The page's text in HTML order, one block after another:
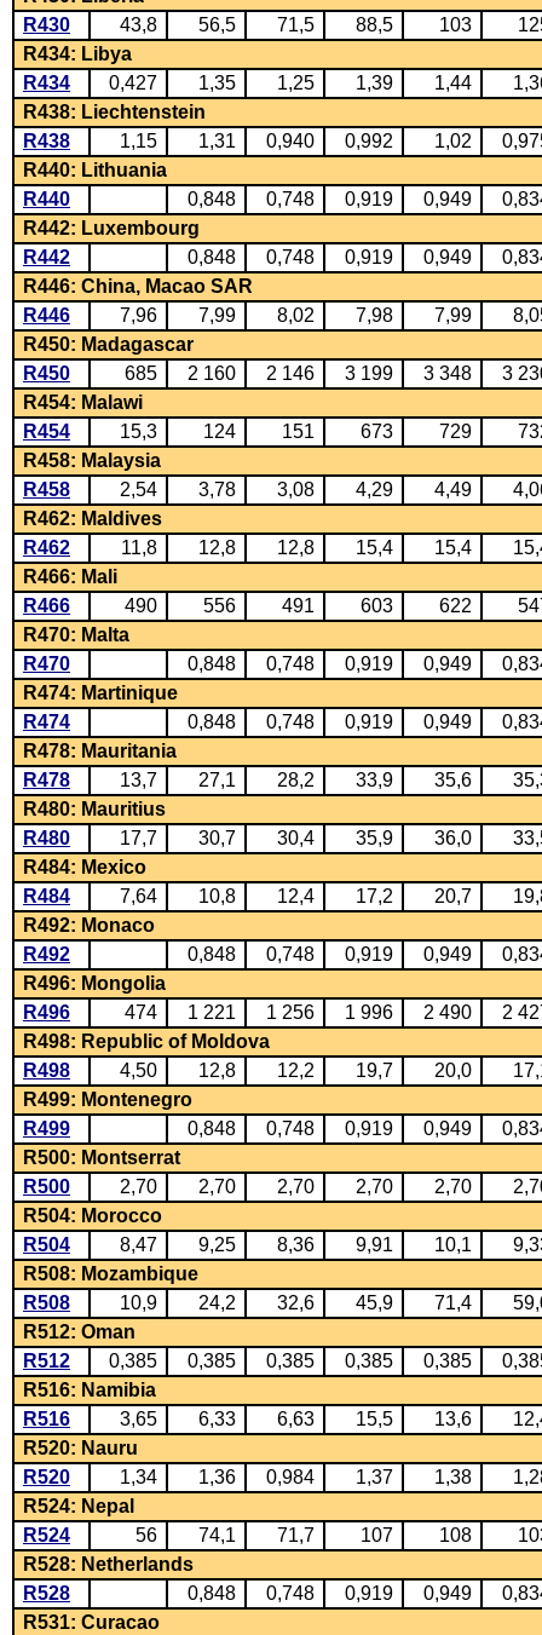
R430
43,8 56,5 71,5 88,5 103
R434: Libya
R434
0,427 1,35 1,25 1,39 1,44
R438: Liechtenstein
R438
1,15 1,31 0,940 0,992 1,02
R440: Lithuania
R440
0,848 0,748 0,919 0,949
R442: Luxembourg
R442
0,848 0,748 0,919 0,949
R446: China, Macao SAR
R446
7,96 7,99 8,02 7,98 7,99
R450: Madagascar
R450
685 2 160 2 146 3 199 3 348
3
R454: Malawi
R454
15,3 124 151 673 729
R458: Malaysia
R458
2,54 3,78 3,08 4,29 4,49
R462: Maldives
R462
11,8 12,8 12,8 15,4 15,4
R466: Mali
R466
490 556 491 603 622
R470: Malta
R470
0,848 0,748 0,919 0,949
R474: Martinique
R474
0,848 0,748 0,919 0,949
R478: Mauritania
R478
13,7 27,1 28,2 33,9 35,6
R480: Mauritius
R480
17,7 30,7 30,4 35,9 36,0
R484: Mexico
R484
7,64 10,8 12,4 17,2 20,7
R492: Monaco
R492
0,848 0,748 0,919 0,949
R496: Mongolia
R496
474 1 221 1 256 1 996 2 490
2
R498: Republic of Moldova
R498
4,50 12,8 12,2 19,7 20,0
R499: Montenegro
R499
0,848 0,748 0,919 0,949
R500: Montserrat
R500
2,70 2,70 2,70 2,70 2,70
R504: Morocco
R504
8,47 9,25 8,36 9,91 10,1
R508: Mozambique
R508
10,9 24,2 32,6 45,9 71,4
R512: Oman
R512
0,385 0,385 0,385 0,385 0,385
R516: Namibia
R516
3,65 6,33 6,63 15,5 13,6
R520: Nauru
R520
1,34 1,36 0,984 1,37 1,38
R524: Nepal
R524
56 74,1 71,7 107 108
R528: Netherlands
R528
0,848 0,748 0,919 0,949
R531: Curacao